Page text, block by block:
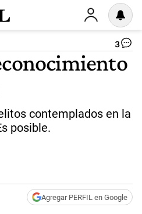
3
contemplados en la
posible.
Agregar PERFIL en Google